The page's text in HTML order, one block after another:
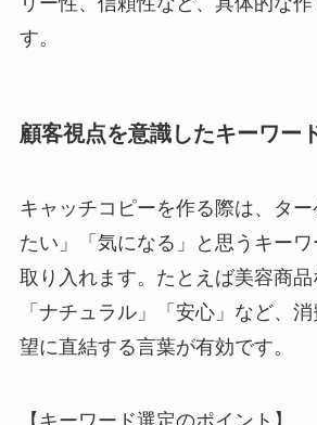
す。
顧客視点を意識したキーワー
キャッチコピーを作る際は、ター
たい」「気になる」と思うキー
取り入れます。たとえば美容商品
「ナチュラル」「安心」など、
望に直結する言葉が有効です。
【キーワード選定のポイント】